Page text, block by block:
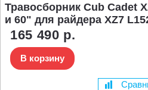
Травосборник Cub Cadet
и 60" для райдера XZ7
165 490 р.
В корзину